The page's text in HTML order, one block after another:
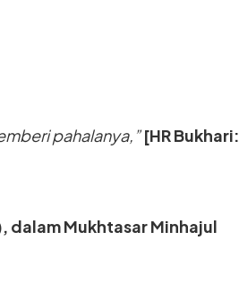
pahalanya,” [HR Bukhari:
Mukhtasar Minhajul